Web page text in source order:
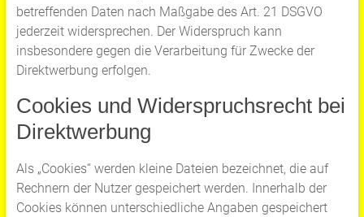
betreffenden Daten nach Maßgabe des Art. 21 DSGVO
jederzeit widersprechen. Der Widerspruch kann
insbesondere gegen die Verarbeitung für Zwecke der
Direktwerbung erfolgen.
Cookies und Widerspruchsrecht bei
Direktwerbung
Als „Cookies“ werden kleine Dateien bezeichnet, die auf
Rechnern der Nutzer gespeichert werden. Innerhalb der
Cookies können unterschiedliche Angaben gespeichert